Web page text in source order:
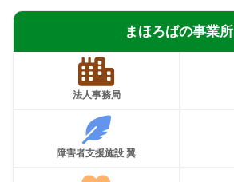
まほろばの事業所
法人事務局
障害者支援施設 翼